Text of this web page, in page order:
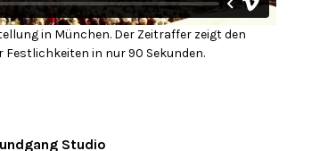
in München. Der Zeitraffer zeigt den
Festlichkeiten in nur 90 Sekunden.
Studio